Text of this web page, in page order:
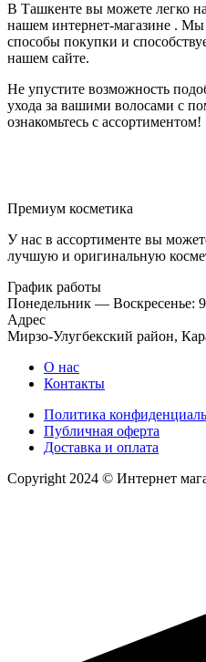
В Ташкенте вы можете легко
нашем интернет-магазине .
способы покупки и
нашем сайте.
Не упустите возможность
ухода за вашими волосами с
ознакомьтесь с ассортиментом!
Премиум косметика
У нас в ассортименте вы
лучшую и оригинальную
График работы
Понедельник — Воскресенье:
Адрес
Мирзо-Улугбекский район,
О нас
Контакты
Политика
Публичная оферта
Доставка и оплата
Copyright 2024 © Интернет